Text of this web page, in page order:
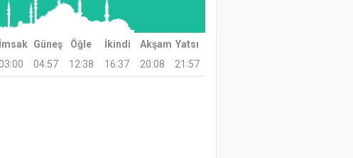
İmsak Güneş Öğle İkindi Akşam Yatsı
04:57 12:38 16:37 20:08 21:57